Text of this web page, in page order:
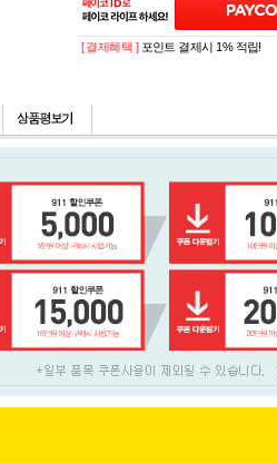
[ 결제혜택 ] 포인트 결제시 1% 적립!